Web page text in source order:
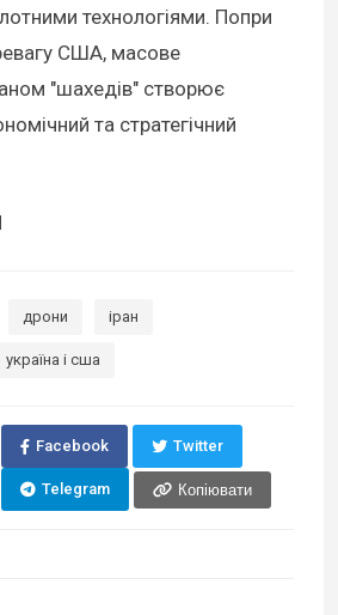
технологіями. Попри
США, масове
"шахедів" створює
та стратегічний
дрони іран
україна і сша
Facebook Twitter
Telegram Копіювати